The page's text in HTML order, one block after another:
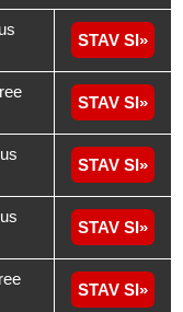
STAV SI
STAV SI
STAV SI
STAV SI
STAV SI